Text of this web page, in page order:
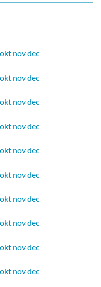
okt novdec
okt novdec
okt novdec
okt novdec
okt novdec
okt novdec
okt novdec
okt novdec
okt novdec
okt novdec